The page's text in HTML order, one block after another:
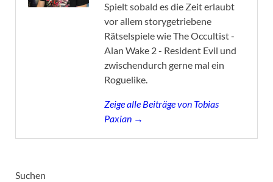
Spielt sobald es die Zeit erlaubt
vor allem storygetriebene
Rätselspiele wie The Occultist -
Alan Wake 2 - Resident Evil und
zwischendurch gerne mal ein
Roguelike.
Zeige alle Beiträge von Tobias
Paxian →
Suchen